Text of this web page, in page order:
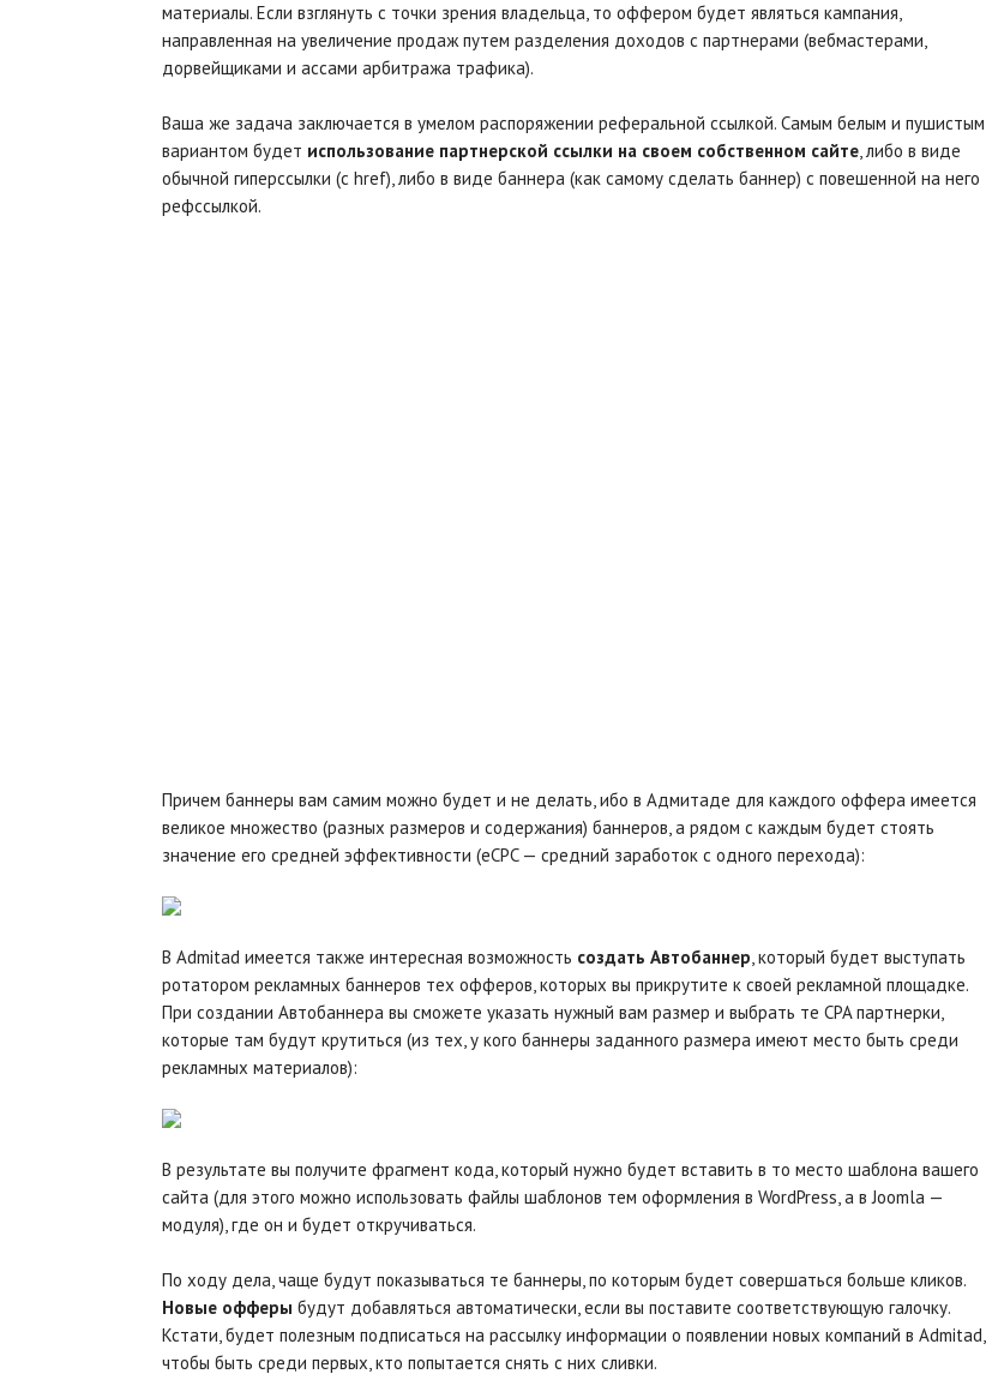
материалы. Если взглянуть с точки зрения владельца, то оффером будет являться кампания,
направленная на увеличение продаж путем разделения доходов с партнерами (вебмастерами,
дорвейщиками и ассами арбитража трафика).
Ваша же задача заключается в умелом распоряжении реферальной ссылкой. Самым белым и пушистым
вариантом будет использование партнерской ссылки на своем собственном сайте, либо в виде
обычной гиперссылки (с href), либо в виде баннера (как самому сделать баннер) с повешенной на него
рефссылкой.
Причем баннеры вам самим можно будет и не делать, ибо в Адмитаде для каждого оффера имеется
великое множество (разных размеров и содержания) баннеров, а рядом с каждым будет стоять
значение его средней эффективности (eCPC — средний заработок с одного перехода):
В Admitad имеется также интересная возможность создать Автобаннер, который будет выступать
ротатором рекламных баннеров тех офферов, которых вы прикрутите к своей рекламной площадке.
При создании Автобаннера вы сможете указать нужный вам размер и выбрать те CPA партнерки,
которые там будут крутиться (из тех, у кого баннеры заданного размера имеют место быть среди
рекламных материалов):
В результате вы получите фрагмент кода, который нужно будет вставить в то место шаблона вашего
сайта (для этого можно использовать файлы шаблонов тем оформления в WordPress, а в Joomla —
модуля), где он и будет откручиваться.
По ходу дела, чаще будут показываться те баннеры, по которым будет совершаться больше кликов.
Новые офферы будут добавляться автоматически, если вы поставите соответствующую галочку.
Кстати, будет полезным подписаться на рассылку информации о появлении новых компаний в Admitad,
чтобы быть среди первых, кто попытается снять с них сливки.